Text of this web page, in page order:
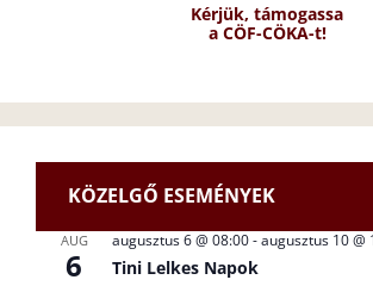
Kérjük, támogassa
a CÖF-CÖKA-t!
KÖZELGŐ ESEMÉNYEK
AUG
6
augusztus 6 @ 08:00-augusztus 10 @
Tini Lelkes Napok